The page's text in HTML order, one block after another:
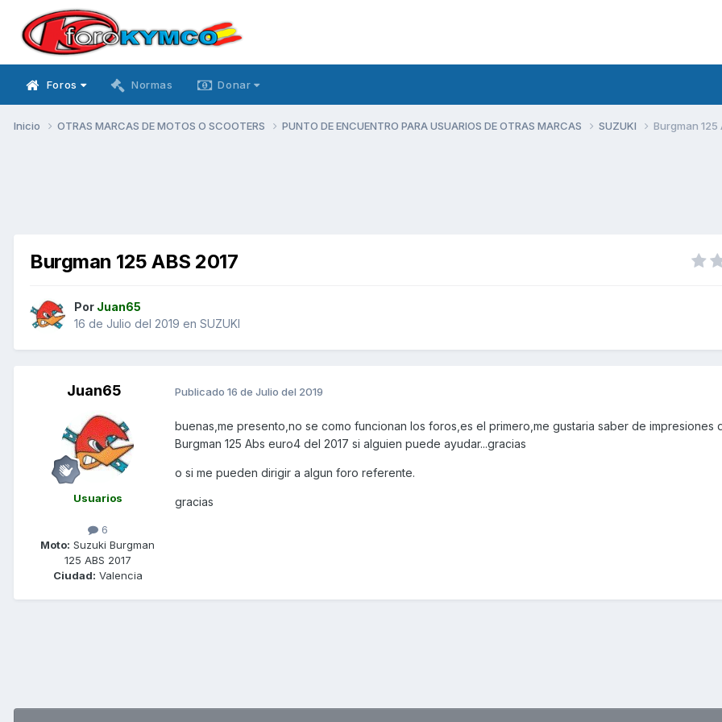
Foros Normas Donar
Inicio OTRAS MARCAS DE MOTOS O SCOOTERS PUNTO DE ENCUENTRO PARA USUARIOS DE OTRAS MARCAS SUZUKI Burgman 125
Burgman 125 ABS 2017
Por Juan65
16 de Julio del 2019 en SUZUKI
Juan65
Usuarios
6
Moto: Suzuki Burgman
125 ABS 2017
Ciudad: Valencia
Publicado 16 de Julio del 2019
buenas,me presento,no se como funcionan los foros,es el primero,me gustaria saber de impresiones
Burgman 125 Abs euro4 del 2017 si alguien puede ayudar...gracias
o si me pueden dirigir a algun foro referente.
gracias